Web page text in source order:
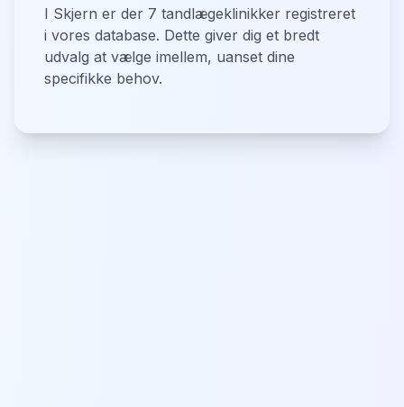
I Skjern er der 7 tandlægeklinikker registreret
i vores database. Dette giver dig et bredt
udvalg at vælge imellem, uanset dine
specifikke behov.